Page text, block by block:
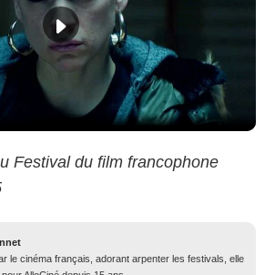
Festival du film francophone
le cinéma français, adorant arpenter les festivals, elle